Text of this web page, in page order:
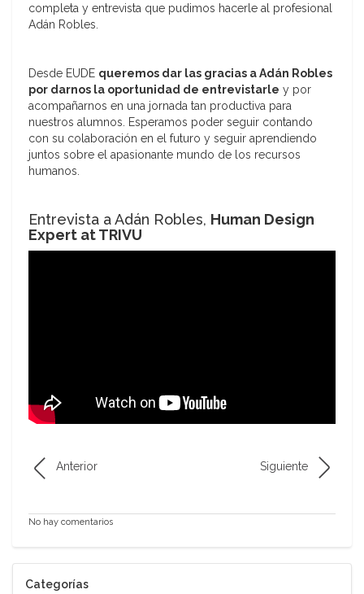
completa y entrevista que pudimos hacerle al profesional
Adán Robles.
Desde EUDE queremos dar las gracias a Adán Robles
por darnos la oportunidad de entrevistarle y por
acompañarnos en una jornada tan productiva para
nuestros alumnos. Esperamos poder seguir contando
con su colaboración en el futuro y seguir aprendiendo
juntos sobre el apasionante mundo de los recursos
humanos.
Entrevista a Adán Robles, Human Design
Expert at TRIVU
Anterior Siguiente
No hay comentarios
Categorías